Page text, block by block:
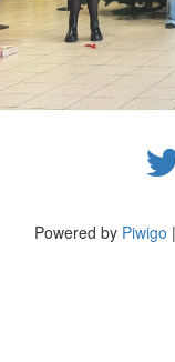
Powered by Piwigo